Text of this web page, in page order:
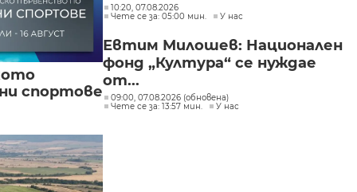
спортове
10:20, 07.08.2026
Чете се за: 05:00 мин.
У нас
Евтим Милошев: Национален
фонд „Култура“ се нуждае
от...
09:00, 07.08.2026 (обновена)
Чете се за: 13:57 мин.
У нас